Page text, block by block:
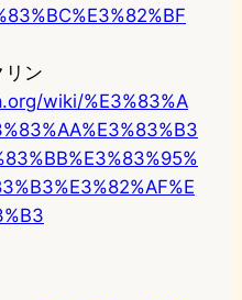
リン
wiki/%E3%83%A